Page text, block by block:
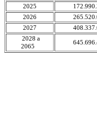
2025
2026
2027
2028 a
2065